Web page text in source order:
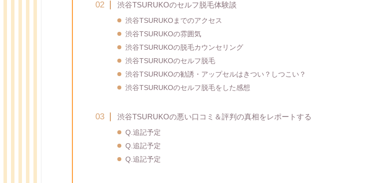
渋谷TSURUKOのセルフ脱毛体験談
渋谷TSURUKOまでのアクセス
渋谷TSURUKOの雰囲気
渋谷TSURUKOの脱毛カウンセリング
渋谷TSURUKOのセルフ脱毛
渋谷TSURUKOの勧誘・アップセルはきつい？しつこい？
渋谷TSURUKOのセルフ脱毛をした感想
渋谷TSURUKOの悪い口コミ＆評判の真相をレポートする
Q.追記予定
Q.追記予定
Q.追記予定